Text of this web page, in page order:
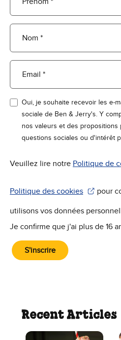
Nom *
Email *
Oui, je souhaite recevoir les e-
sociale de Ben & Jerry's. Y
nos valeurs et des
questions sociales ou d'intérêt
Veuillez lire notre Politique de
(S'ouvre dans
Politique des cookies
(S'ouvre dans une nouvelle
pour
utilisons vos données
Je confirme que j'ai plus de 16
S'inscrire
Recent Articles